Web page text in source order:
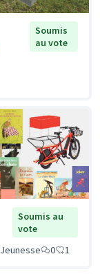
Soumis
au vote
Soumis au
vote
0 1